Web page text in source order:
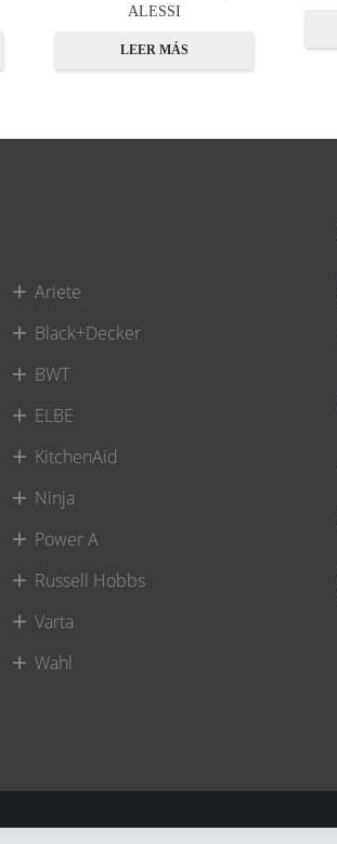
ALESSI
LEER MÁS
Ariete
Black+Decker
BWT
ELBE
KitchenAid
Ninja
Power A
Russell Hobbs
Varta
Wahl